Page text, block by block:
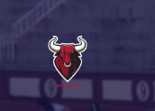
Skip
content